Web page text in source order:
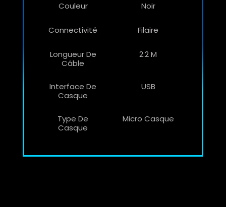
Couleur Noir
Connectivité Filaire
Longueur De
Câble
2.2 M
Interface De
Casque
USB
Type De
Casque
Micro Casque